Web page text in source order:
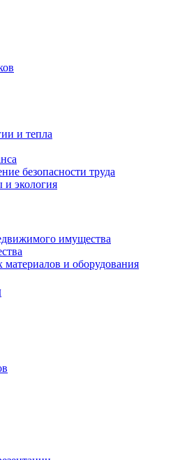
и тепла
безопасности труда
экология
имущества
и оборудования